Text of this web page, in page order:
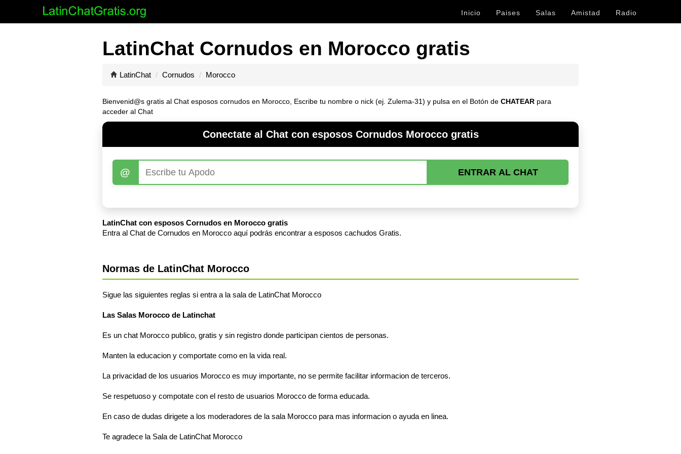
Inicio Paises Salas Amistad Radio
LatinChat Cornudos en Morocco gratis
LatinChat Cornudos Morocco
Bienvenid@s gratis al Chat esposos cornudos en Morocco, Escribe tu nombre o nick (ej. Zulema-31) y pulsa en el Botón de CHATEAR para
acceder al Chat
Conectate al Chat con esposos Cornudos Morocco gratis
@ ENTRAR AL CHAT
LatinChat con esposos Cornudos en Morocco gratis
Entra al Chat de Cornudos en Morocco aquí podrás encontrar a esposos cachudos Gratis.
Normas de LatinChat Morocco
Sigue las siguientes reglas si entra a la sala de LatinChat Morocco
Las Salas Morocco de Latinchat
Es un chat Morocco publico, gratis y sin registro donde participan cientos de personas.
Manten la educacion y comportate como en la vida real.
La privacidad de los usuarios Morocco es muy importante, no se permite facilitar informacion de terceros.
Se respetuoso y compotate con el resto de usuarios Morocco de forma educada.
En caso de dudas dirigete a los moderadores de la sala Morocco para mas informacion o ayuda en linea.
Te agradece la Sala de LatinChat Morocco